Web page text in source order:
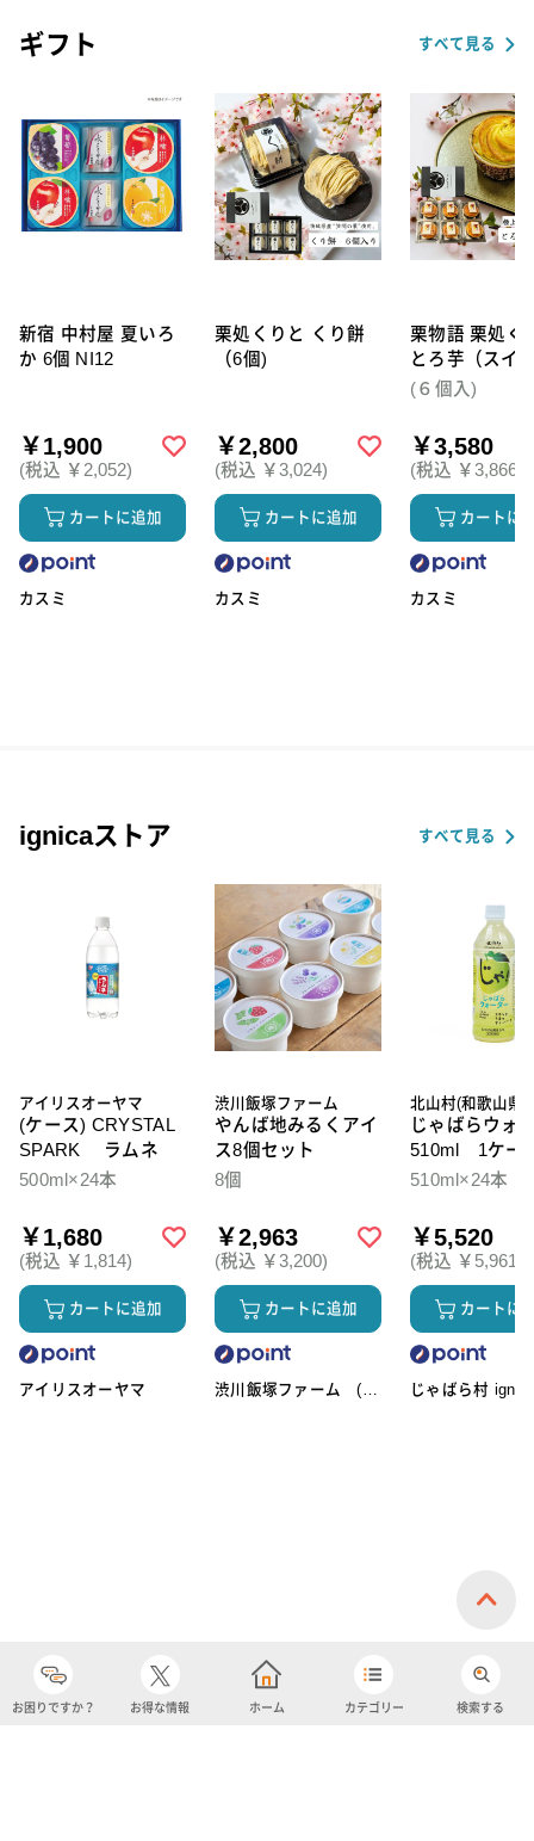
ギフト すべて見る
新宿 中村屋 夏いろ
か 6個 NI12
￥1,900
(税込 ￥2,052)
カートに追加
カスミ
栗処くりと くり餅
（6個)
￥2,800
(税込 ￥3,024)
カートに追加
カスミ
栗物語 栗処く
とろ芋（スイ
テト）6個セッ
(６個入)
￥3,580
(税込 ￥3,866)
カートに
カスミ
ignicaストア すべて見る
アイリスオーヤマ
(ケース) CRYSTAL
SPARK ラムネ
500ml×24本
￥1,680
(税込 ￥1,814)
カートに追加
アイリスオーヤマ
渋川飯塚ファーム
やんば地みるくアイ
ス8個セット
8個
￥2,963
(税込 ￥3,200)
カートに追加
渋川飯塚ファーム (ア
北山村(和歌山県)
じゃばらウォ
510ml 1ケー
本入
510ml×24本
￥5,520
(税込 ￥5,961)
カートに
じゃばら村
お困りですか？ お得な情報 ホーム カテゴリー 検索する